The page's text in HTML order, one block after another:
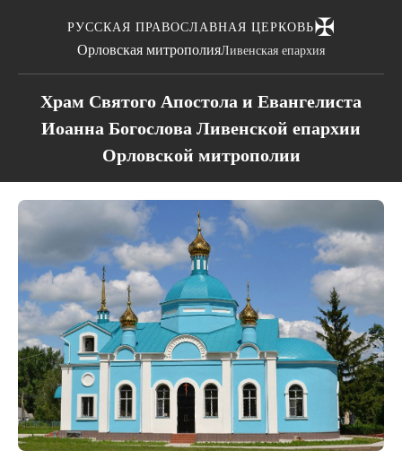
РУССКАЯ ПРАВОСЛАВНАЯ ЦЕРКОВЬ✠
Орловская митрополияЛивенская епархия
Храм Святого Апостола и Евангелиста
Иоанна Богослова Ливенской епархии
Орловской митрополии